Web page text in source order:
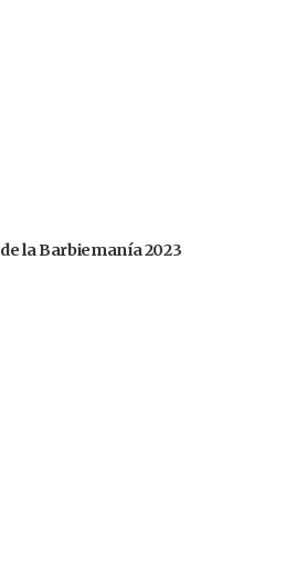
la Barbiemanía 2023